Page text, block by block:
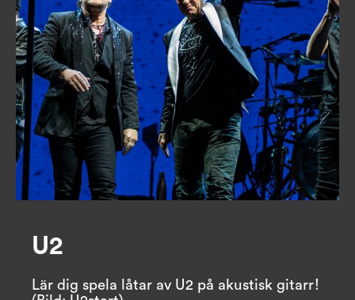
U2
Lär dig spela låtar av U2 på akustisk gitarr!